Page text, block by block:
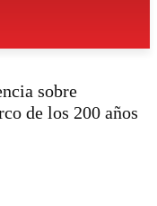
sobre
de los 200 años